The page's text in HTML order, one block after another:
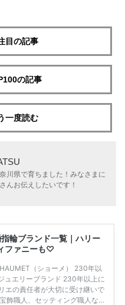
目の記事
の記事
一度読む
川県で育ちました！みなさまに
んお伝えしたいです！
輪ブランド一覧｜ハリー
ファニーも♡
（ショーメ） 230年以
ュエリーブランド 230年以上に
エの責任者が大切に受け継いで
飾職人、セッティング職人な